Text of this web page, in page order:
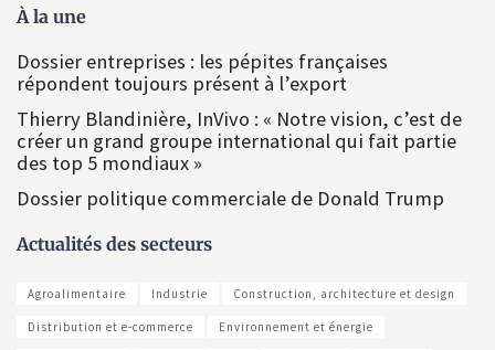
À la une
Dossier entreprises : les pépites françaises
répondent toujours présent à l’export
Thierry Blandinière, InVivo : « Notre vision, c’est de
créer un grand groupe international qui fait partie
des top 5 mondiaux »
Dossier politique commerciale de Donald Trump
Actualités des secteurs
Agroalimentaire Industrie Construction, architecture et design
Distribution et e-commerce Environnement et énergie